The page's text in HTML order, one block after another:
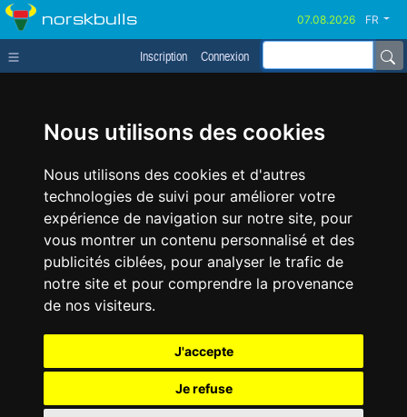
Nous utilisons des cookies
Nous utilisons des cookies et d'autres
technologies de suivi pour améliorer votre
expérience de navigation sur notre site, pour
vous montrer un contenu personnalisé et des
publicités ciblées, pour analyser le trafic de
notre site et pour comprendre la provenance
de nos visiteurs.
J'accepte
Je refuse
norskbulls FR
Inscription Connexion